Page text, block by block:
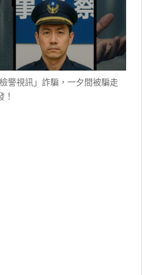
警視訊」詐騙，一夕間被騙走